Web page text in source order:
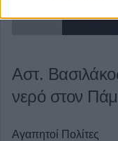
Αστ.
νερό στον
Αγαπητοί Πολίτες